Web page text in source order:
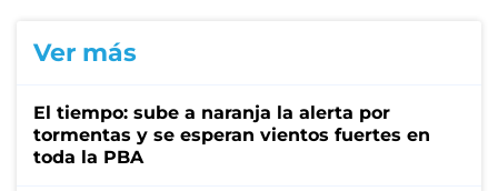
Ver más
El tiempo: sube a naranja la alerta por
tormentas y se esperan vientos fuertes en
toda la PBA